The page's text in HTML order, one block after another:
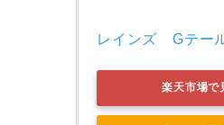
レインズ　Gテー
楽天市場で